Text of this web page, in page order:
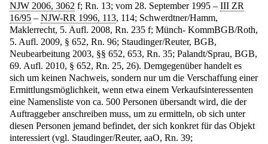
NJW 2006, 3062 f; Rn. 13; vom 28. September 1995 – III ZR
16/95 – NJW-RR 1996, 113, 114; Schwerdtner/Hamm,
Maklerrecht, 5. Aufl. 2008, Rn. 235 f; Münch- KommBGB/Roth,
5. Aufl. 2009, § 652, Rn. 96; Staudinger/Reuter, BGB,
Neubearbeitung 2003, §§ 652, 653, Rn. 35; Palandt/Sprau, BGB,
69. Aufl. 2010, § 652, Rn. 25, 26). Demgegenüber handelt es
sich um keinen Nachweis, sondern nur um die Verschaffung einer
Ermittlungsmöglichkeit, wenn etwa einem Verkaufsinteressenten
eine Namensliste von ca. 500 Personen übersandt wird, die der
Auftraggeber anschreiben muss, um zu ermitteln, ob sich unter
diesen Personen jemand befindet, der sich konkret für das Objekt
interessiert (vgl. Staudinger/Reuter, aaO, Rn. 39;